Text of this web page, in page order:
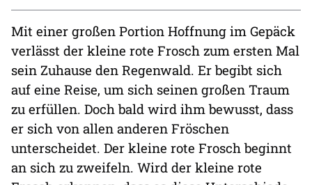
Mit einer großen Portion Hoffnung im Gepäck
verlässt der kleine rote Frosch zum ersten Mal
sein Zuhause den Regenwald. Er begibt sich
auf eine Reise, um sich seinen großen Traum
zu erfüllen. Doch bald wird ihm bewusst, dass
er sich von allen anderen Fröschen
unterscheidet. Der kleine rote Frosch beginnt
an sich zu zweifeln. Wird der kleine rote